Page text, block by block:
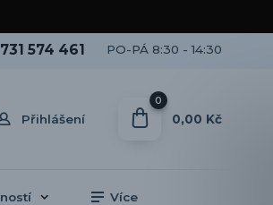
Přihlášení
731 574 461 PO-PÁ 8:30 - 14:30
0
0,00 Kč
Více